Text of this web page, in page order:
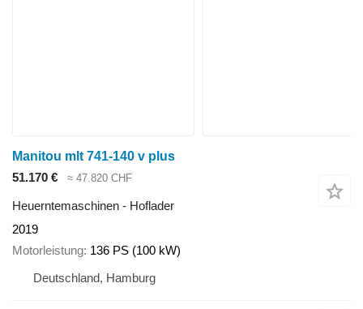
Manitou mlt 741-140 v plus
51.170 €
≈ 47.820 CHF
Heuerntemaschinen - Hoflader
2019
Motorleistung 136 PS (100 kW)
Deutschland, Hamburg